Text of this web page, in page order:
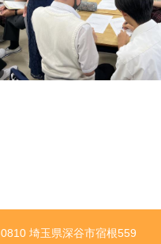
埼玉県深谷市宿根559